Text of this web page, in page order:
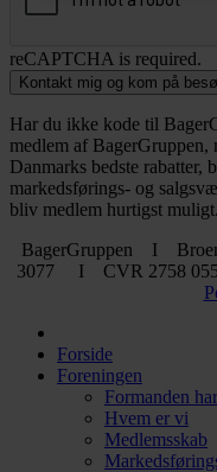
reCAPTCHA is required.
Kontakt mig og kom på
Har du ikke kode til
medlem af BagerGruppen,
Danmarks bedste rabatter,
markedsførings- og
bliv medlem hurtigst muligt.
BagerGruppen I
3077 I CVR 2758
Forside
Foreningen
Formanden
Hvem er vi
Medlemsskab